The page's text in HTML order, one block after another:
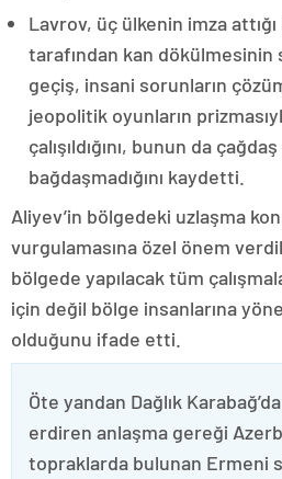
Lavrov, üç ülkenin imza
tarafından kan dökülmesinin
geçiş, insani sorunların
jeopolitik oyunların
çalışıldığını, bunun da
bağdaşmadığını kaydetti.
Aliyev’in bölgedeki uzlaşma
vurgulamasına özel önem
bölgede yapılacak tüm
için değil bölge insanlarına
olduğunu ifade etti.
Öte yandan Dağlık
erdiren anlaşma gereği
topraklarda bulunan Ermeni